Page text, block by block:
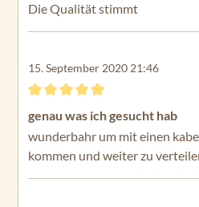
Die Qualität stimmt
15. September 2020 21:46
Bewertung mit 5 von 5 Sternen
genau was ich gesucht hab
wunderbahr um mit einen
kommen und weiter zu